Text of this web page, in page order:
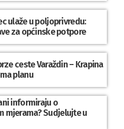
ulaže u poljoprivredu:
za općinske potpore
ceste Varaždin – Krapina
planu
informiraju o
mjerama? Sudjelujte u